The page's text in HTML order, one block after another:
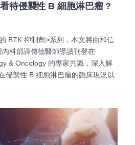
待侵襲性 B 細胞淋巴瘤 ?
BTK 抑制劑>系列，本文將由和信
科部譚傳德醫師導讀刊登在
& Oncology 的專家共識，深入解
侵襲性 B 細胞淋巴瘤的臨床現況以